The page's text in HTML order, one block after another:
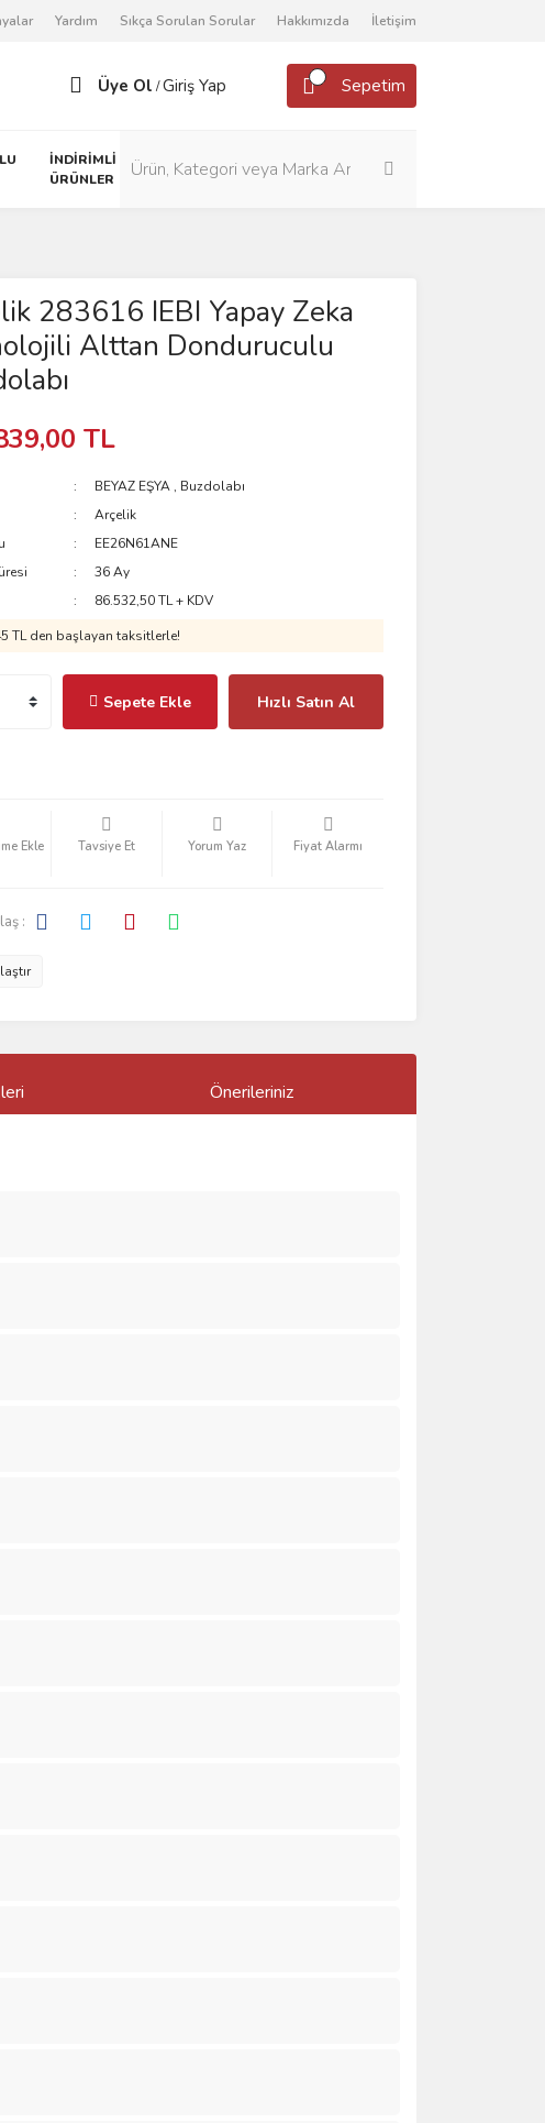
Yardım Sıkça Sorulan Sorular Hakkımızda İletişim
Üye Ol /Giriş Yap Sepetim
İNDİRİMLİ
ÜRÜNLER
283616 IEBI Yapay Zeka
Alttan Donduruculu
TL
BEYAZ EŞYA , Buzdolabı
Arçelik
EE26N61ANE
36 Ay
86.532,50 TL + KDV
TLden başlayan taksitlerle!
Sepete Ekle Hızlı Satın Al
Tavsiye Et Yorum Yaz Fiyat Alarmı
:
Önerileriniz